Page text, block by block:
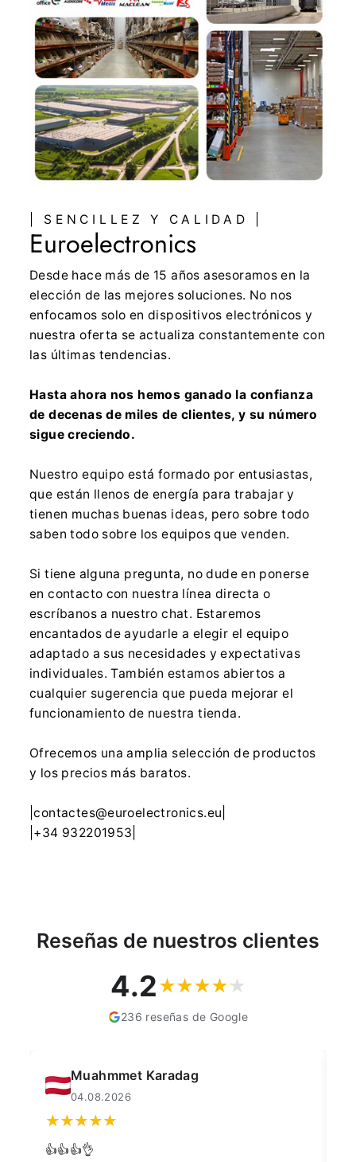
| SENCILLEZ Y CALIDAD |
Euroelectronics
Desde hace más de 15 años asesoramos en la
elección de las mejores soluciones. No nos
enfocamos solo en dispositivos electrónicos y
nuestra oferta se actualiza constantemente con
las últimas tendencias.
Hasta ahora nos hemos ganado la confianza
de decenas de miles de clientes, y su número
sigue creciendo.
Nuestro equipo está formado por entusiastas,
que están llenos de energía para trabajar y
tienen muchas buenas ideas, pero sobre todo
saben todo sobre los equipos que venden.
Si tiene alguna pregunta, no dude en ponerse
en contacto con nuestra línea directa o
escríbanos a nuestro chat. Estaremos
encantados de ayudarle a elegir el equipo
adaptado a sus necesidades y expectativas
individuales. También estamos abiertos a
cualquier sugerencia que pueda mejorar el
funcionamiento de nuestra tienda.
Ofrecemos una amplia selección de productos
y los precios más baratos.
|contactes@euroelectronics.eu|
|+34 932201953|
Reseñas de nuestros clientes
4.2
236 reseñas de Google
Muahmmet Karadag
04.08.2026
👍👍👍👌